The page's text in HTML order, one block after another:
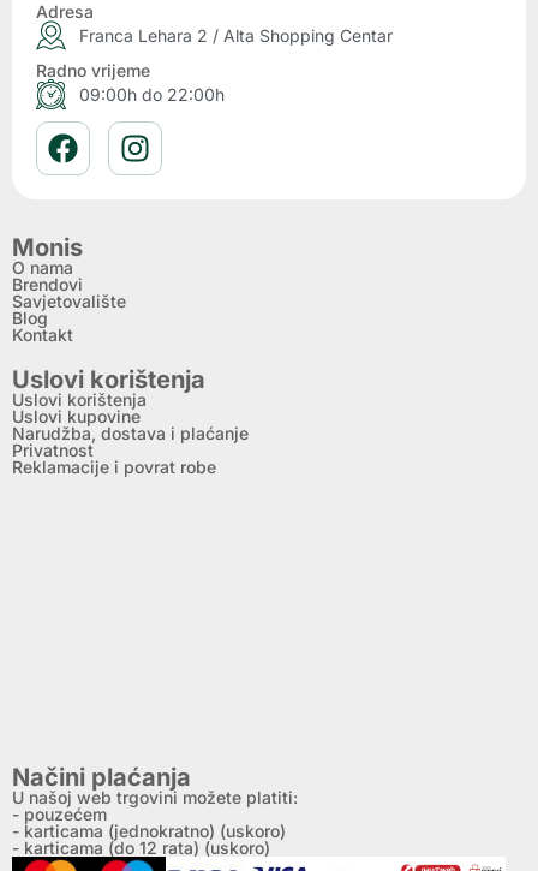
Adresa
Franca Lehara 2 / Alta Shopping Centar
Radno vrijeme
09:00h do 22:00h
Monis
O nama
Brendovi
Savjetovalište
Blog
Kontakt
Uslovi korištenja
Uslovi korištenja
Uslovi kupovine
Narudžba, dostava i plaćanje
Privatnost
Reklamacije i povrat robe
Načini plaćanja
U našoj web trgovini možete platiti:
- pouzećem
- karticama (jednokratno) (uskoro)
- karticama (do 12 rata) (uskoro)